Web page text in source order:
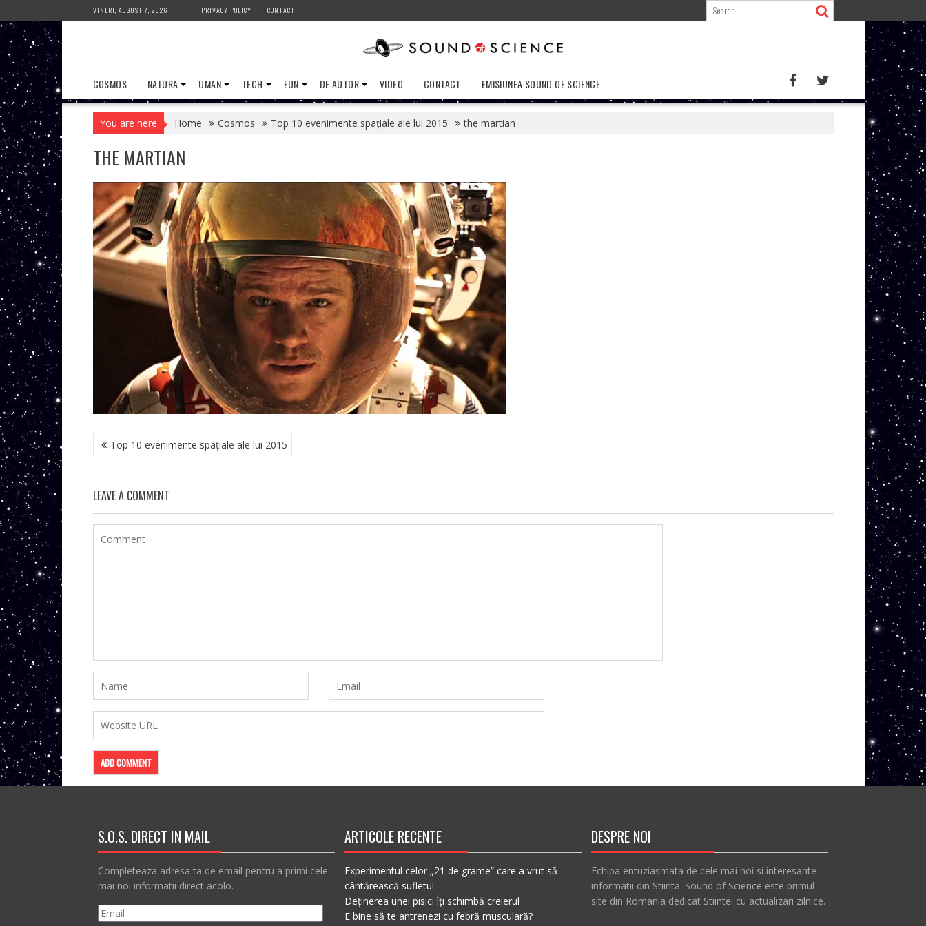
to
content
VINERI, AUGUST 7, 2026 PRIVACY POLICY CONTACT
COSMOS NATURA UMAN TECH FUN DE AUTOR VIDEO CONTACT EMISIUNEA SOUND OF SCIENCE
You are here Home Cosmos Top 10 evenimente spațiale ale lui 2015 the martian
THE MARTIAN
NAVIGARE
ÎN Top 10 evenimente spațiale ale lui 2015
LEAVE A COMMENT
S.O.S. DIRECT IN MAIL
Completeaza adresa ta de email pentru a primi cele
mai noi informatii direct acolo.
Email
ARTICOLE RECENTE
Experimentul celor „21 de grame” care a vrut să
cântărească sufletul
Deținerea unei pisici îți schimbă creierul
E bine să te antrenezi cu febră musculară?
DESPRE NOI
Echipa entuziasmata de cele mai noi si interesante
informatii din Stiinta. Sound of Science este primul
site din Romania dedicat Stiintei cu actualizari zilnice.